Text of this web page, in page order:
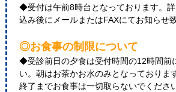
◆受付は午前8時台となっております。
込み後にメールまたはFAXにてお知らせ
◎お食事の制限について
◆受診前日の夕食は受付時間の12時間前
い。朝はお茶かお水のみとなっておりま
終了までお食事は一切取らないでください